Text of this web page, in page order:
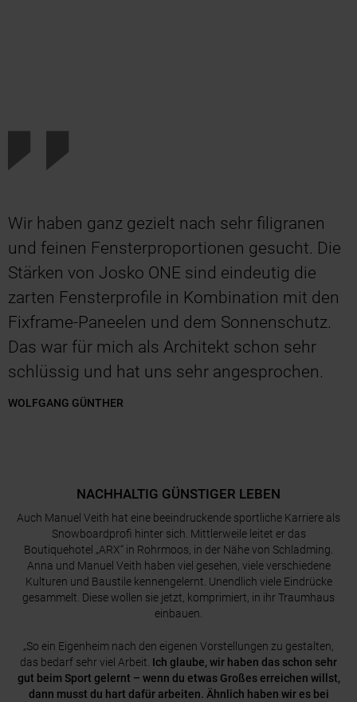
Wir haben ganz gezielt nach sehr filigranen
und feinen Fensterproportionen gesucht. Die
Stärken von Josko ONE sind eindeutig die
zarten Fensterprofile in Kombination mit den
Fixframe-Paneelen und dem Sonnenschutz.
Das war für mich als Architekt schon sehr
schlüssig und hat uns sehr angesprochen.
WOLFGANG GÜNTHER
NACHHALTIG GÜNSTIGER LEBEN
Auch Manuel Veith hat eine beeindruckende sportliche Karriere als
Snowboardprofi hinter sich. Mittlerweile leitet er das
Boutiquehotel „ARX“ in Rohrmoos, in der Nähe von Schladming.
Anna und Manuel Veith haben viel gesehen, viele verschiedene
Kulturen und Baustile kennengelernt. Unendlich viele Eindrücke
gesammelt. Diese wollen sie jetzt, komprimiert, in ihr Traumhaus
einbauen.
„So ein Eigenheim nach den eigenen Vorstellungen zu gestalten,
das bedarf sehr viel Arbeit. Ich glaube, wir haben das schon sehr
gut beim Sport gelernt – wenn du etwas Großes erreichen willst,
dann musst du hart dafür arbeiten. Ähnlich haben wir es bei